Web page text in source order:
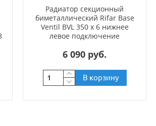
Радиатор секционный
биметаллический Rifar Base
Ventil BVL 350 x 6 нижнее
левое подключение
6 090 руб.
В корзину